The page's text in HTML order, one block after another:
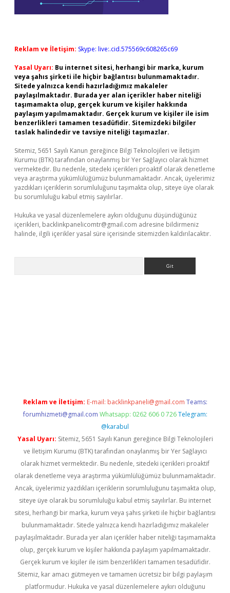
Reklam ve İletişim: Skype: live:.cid.575569c608265c69
Yasal Uyarı: Bu internet sitesi, herhangi bir marka, kurum
veya şahıs şirketi ile hiçbir bağlantısı bulunmamaktadır.
Sitede yalnızca kendi hazırladığımız makaleler
paylaşılmaktadır. Burada yer alan içerikler haber niteliği
taşımamakta olup, gerçek kurum ve kişiler hakkında
paylaşım yapılmamaktadır. Gerçek kurum ve kişiler ile isim
benzerlikleri tamamen tesadüfidir. Sitemizdeki bilgiler
taslak halindedir ve tavsiye niteliği taşımazlar.
Sitemiz, 5651 Sayılı Kanun gereğince Bilgi Teknolojileri ve İletişim
Kurumu (BTK) tarafından onaylanmış bir Yer Sağlayıcı olarak hizmet
vermektedir. Bu nedenle, sitedeki içerikleri proaktif olarak denetleme
veya araştırma yükümlülüğümüz bulunmamaktadır. Ancak, üyelerimiz
yazdıkları içeriklerin sorumluluğunu taşımakta olup, siteye üye olarak
bu sorumluluğu kabul etmiş sayılırlar.
Hukuka ve yasal düzenlemelere aykırı olduğunu düşündüğünüz
içerikleri, backlinkpanelicomtr@gmail.com adresine bildirmeniz
halinde, ilgili içerikler yasal süre içerisinde sitemizden kaldırılacaktır.
Reklam ve İletişim: E-mail: backlinkpaneli@gmail.com Teams:
forumhizmeti@gmail.com Whatsapp: 0262 606 0 726 Telegram:
@karabul
Yasal Uyarı: Sitemiz, 5651 Sayılı Kanun gereğince Bilgi Teknolojileri
ve İletişim Kurumu (BTK) tarafından onaylanmış bir Yer Sağlayıcı
olarak hizmet vermektedir. Bu nedenle, sitedeki içerikleri proaktif
olarak denetleme veya araştırma yükümlülüğümüz bulunmamaktadır.
Ancak, üyelerimiz yazdıkları içeriklerin sorumluluğunu taşımakta olup,
siteye üye olarak bu sorumluluğu kabul etmiş sayılırlar. Bu internet
sitesi, herhangi bir marka, kurum veya şahıs şirketi ile hiçbir bağlantısı
bulunmamaktadır. Sitede yalnızca kendi hazırladığımız makaleler
paylaşılmaktadır. Burada yer alan içerikler haber niteliği taşımamakta
olup, gerçek kurum ve kişiler hakkında paylaşım yapılmamaktadır.
Gerçek kurum ve kişiler ile isim benzerlikleri tamamen tesadüfidir.
Sitemiz, kar amacı gütmeyen ve tamamen ücretsiz bir bilgi paylaşım
platformudur. Hukuka ve yasal düzenlemelere aykırı olduğunu